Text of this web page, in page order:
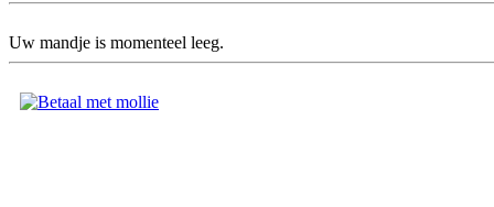
Uw mandje is momenteel leeg.